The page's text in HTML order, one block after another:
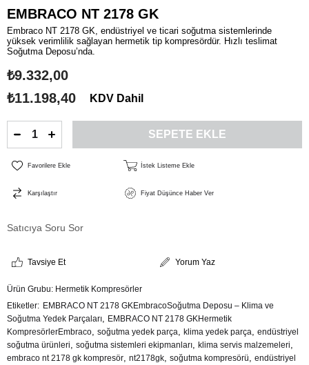
EMBRACO NT 2178 GK
Embraco NT 2178 GK, endüstriyel ve ticari soğutma sistemlerinde
yüksek verimlilik sağlayan hermetik tip kompresördür. Hızlı teslimat
Soğutma Deposu’nda.
₺9.332,00
KDV Dahil
₺11.198,40
Favorilere Ekle İstek Listeme Ekle
Karşılaştır Fiyat Düşünce Haber Ver
Satıcıya Soru Sor
Tavsiye Et Yorum Yaz
Ürün Grubu: Hermetik Kompresörler
Etiketler
EMBRACO NT 2178 GKEmbracoSoğutma Deposu – Klima ve
Soğutma Yedek Parçaları, EMBRACO NT 2178 GKHermetik
KompresörlerEmbraco, soğutma yedek parça, klima yedek parça, endüstriyel
soğutma ürünleri, soğutma sistemleri ekipmanları, klima servis malzemeleri,
embraco nt 2178 gk kompresör, nt2178gk, soğutma kompresörü, endüstriyel